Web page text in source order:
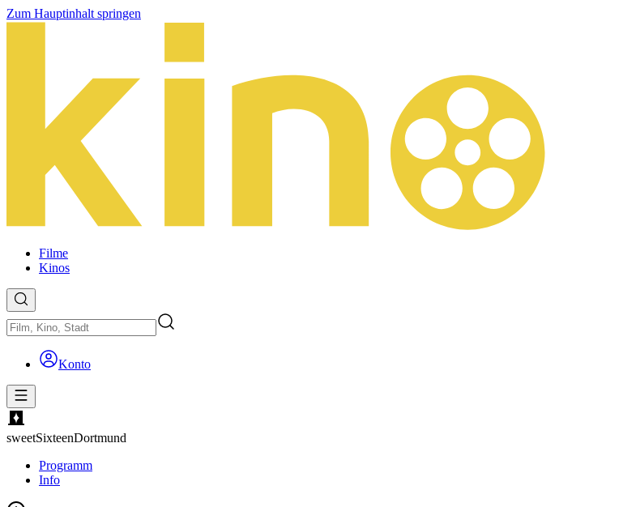
Zum Hauptinhalt springen
Filme
Kinos
Konto
sweetSixteenDortmund
Programm
Info